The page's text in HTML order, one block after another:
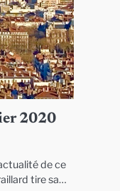
2020
de ce
tire sa…